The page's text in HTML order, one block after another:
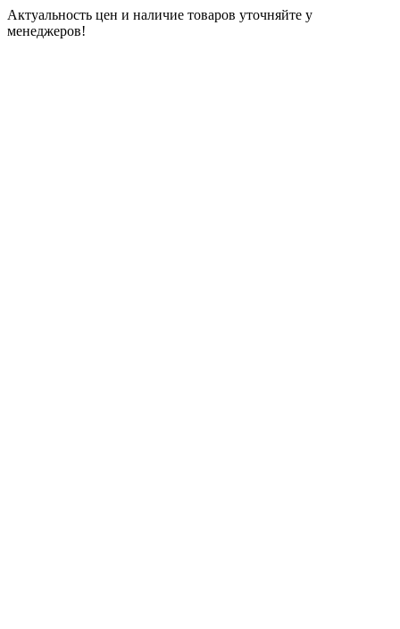
Актуальность цен и наличие товаров уточняйте у
менеджеров!